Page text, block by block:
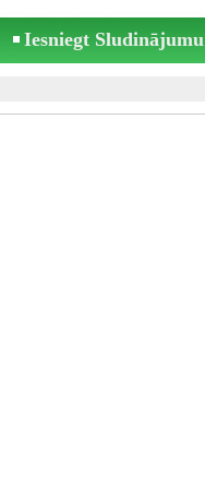
Iesniegt Sludinājumu